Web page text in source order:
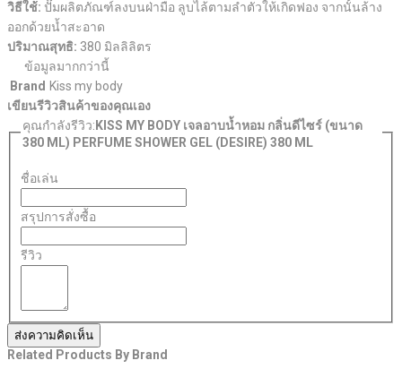
วิธีใช้: ปั๊มผลิตภัณฑ์ลงบนฝ่ามือ ลูบไล้ตามลำตัวให้เกิดฟอง จากนั้นล้าง
ออกด้วยน้ำสะอาด
ปริมาณสุทธิ: 380 มิลลิลิตร
ข้อมูลมากกว่านี้
Brand Kiss my body
เขียนรีวิวสินค้าของคุณเอง
คุณกำลังรีวิว: KISS MY BODY เจลอาบน้ำหอม กลิ่นดีไซร์ (ขนาด
380 ML) PERFUME SHOWER GEL (DESIRE) 380 ML
ชื่อเล่น
สรุปการสั่งซื้อ
รีวิว
ส่งความคิดเห็น
Related Products By Brand